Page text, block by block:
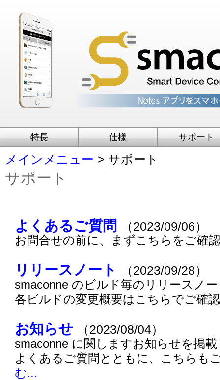
特長 仕様 サポート
メインメニュー > サポート
サポート
よくあるご質問 （2023/09/06）
お問合せの前に、まずこちらをご
リリースノート （2023/09/28）
smaconne のビルド毎のリリースノ
各ビルドの変更概要はこちらでご
お知らせ （2023/08/04）
smaconne に関しますお知らせを掲
よくあるご質問とともに、こちら
む...